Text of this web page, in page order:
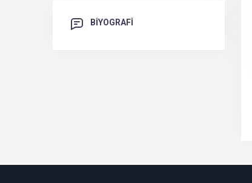
BİYOGRAFİ